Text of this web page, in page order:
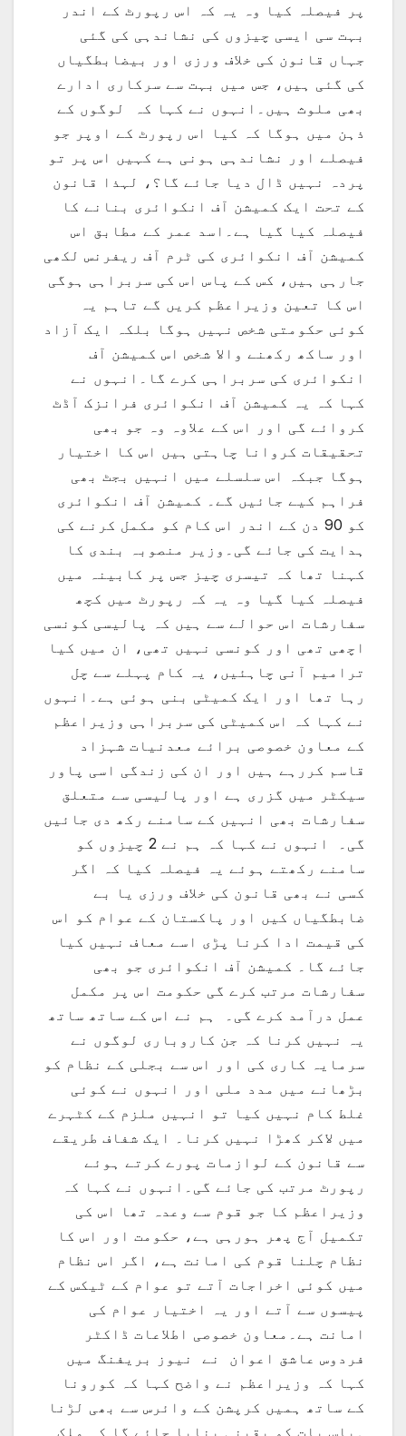
پر فیصلہ کیا وہ یہ کہ اس رپورٹ کے اندر
بہت سی ایسی چیزوں کی نشاندہی کی گئی
جہاں قانون کی خلاف ورزی اور بیضابطگیاں
کی گئی ہیں، جس میں بہت سے سرکاری ادارے
بھی ملوث ہیں۔انہوں نے کہا کہ لوگوں کے
ذہن میں ہوگا کہ کیا اس رپورٹ کے اوپر جو
فیصلے اور نشاندہی ہونی ہے کہیں اس پر تو
پردہ نہیں ڈال دیا جائے گا؟، لہذا قانون
کے تحت ایک کمیشن آف انکوائری بنانے کا
فیصلہ کیا گیا ہے۔اسد عمر کے مطابق اس
کمیشن آف انکوائری کی ٹرم آف ریفرنس لکھی
جارہی ہیں، کس کے پاس اس کی سربراہی ہوگی
اس کا تعین وزیراعظم کریں گے تاہم یہ
کوئی حکومتی شخص نہیں ہوگا بلکہ ایک آزاد
اور ساکھ رکھنے والا شخص اس کمیشن آف
انکوائری کی سربراہی کرے گا۔انہوں نے
کہا کہ یہ کمیشن آف انکوائری فرانزک آڈٹ
کروائے گی اور اس کے علاوہ وہ جو بھی
تحقیقات کروانا چاہتی ہیں اس کا اختیار
ہوگا جبکہ اس سلسلے میں انہیں بجٹ بھی
فراہم کیے جائیں گے۔ کمیشن آف انکوائری
کو 90 دن کے اندر اس کام کو مکمل کرنے کی
ہدایت کی جائے گی۔وزیر منصوبہ بندی کا
کہنا تھا کہ تیسری چیز جس پر کابینہ میں
فیصلہ کیا گیا وہ یہ کہ رپورٹ میں کچھ
سفارشات اس حوالے سے ہیں کہ پالیسی کونسی
اچھی تھی اور کونسی نہیں تھی، ان میں کیا
ترامیم آنی چاہئیں، یہ کام پہلے سے چل
رہا تھا اور ایک کمیٹی بنی ہوئی ہے۔انہوں
نے کہا کہ اس کمیٹی کی سربراہی وزیراعظم
کے معاون خصوصی برائے معدنیات شہزاد
قاسم کررہے ہیں اور ان کی زندگی اسی پاور
سیکٹر میں گزری ہے اور پالیسی سے متعلق
سفارشات بھی انہیں کے سامنے رکھ دی جائیں
گی۔ انہوں نے کہا کہ ہم نے 2 چیزوں کو
سامنے رکھتے ہوئے یہ فیصلہ کیا کہ اگر
کسی نے بھی قانون کی خلاف ورزی یا بے
ضابطگیاں کیں اور پاکستان کے عوام کو اس
کی قیمت ادا کرنا پڑی اسے معاف نہیں کیا
جائے گا۔ کمیشن آف انکوائری جو بھی
سفارشات مرتب کرے گی حکومت اس پر مکمل
عمل درآمد کرے گی۔ ہم نے اس کے ساتھ ساتھ
یہ نہیں کرنا کہ جن کاروباری لوگوں نے
سرمایہ کاری کی اور اس سے بجلی کے نظام کو
بڑھانے میں مدد ملی اور انہوں نے کوئی
غلط کام نہیں کیا تو انہیں ملزم کے کٹہرے
میں لاکر کھڑا نہیں کرنا۔ ایک شفاف طریقے
سے قانون کے لوازمات پورے کرتے ہوئے
رپورٹ مرتب کی جائے گی۔انہوں نے کہا کہ
وزیراعظم کا جو قوم سے وعدہ تھا اس کی
تکمیل آج پھر ہورہی ہے، حکومت اور اس کا
نظام چلنا قوم کی امانت ہے، اگر اس نظام
میں کوئی اخراجات آتے تو عوام کے ٹیکس کے
پیسوں سے آتے اور یہ اختیار عوام کی
امانت ہے۔معاون خصوصی اطلاعات ڈاکٹر
فردوس عاشق اعوان نے نیوز بریفنگ میں
کہا کہ وزیراعظم نے واضح کہا کہ کورونا
کے ساتھ ہمیں کرپشن کے وائرس سے بھی لڑنا
ہیاس بات کو یقینی بنایا جائے گا کہ ملک